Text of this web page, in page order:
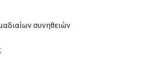
συνηθειών